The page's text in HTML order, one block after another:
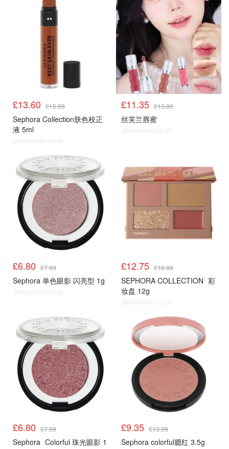
£13.60 £15.99
Sephora Collection肤色校正
液 5ml
@dealmoon.co.uk
£11.35 £13.99
丝芙兰唇蜜
@dealmoon.co.uk
£6.80 £7.99
Sephora 单色眼影 闪亮型 1g
@dealmoon.co.uk
£12.75 £16.99
SEPHORA COLLECTION 彩
妆盘 12g
@dealmoon.co.uk
£6.80 £7.99
Sephora Colorful 珠光眼影 1
£9.35 £13.99
Sephora colorful腮红 3.5g